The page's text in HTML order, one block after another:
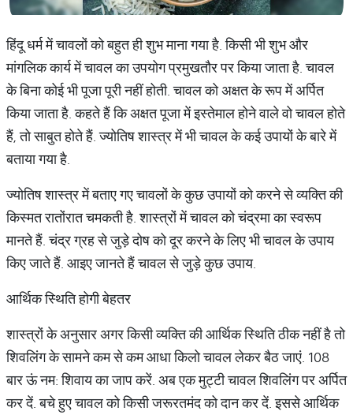
हिंदू धर्म में चावलों को बहुत ही शुभ माना गया है. किसी भी शुभ और
मांगलिक कार्य में चावल का उपयोग प्रमुखतौर पर किया जाता है. चावल
के बिना कोई भी पूजा पूरी नहीं होती. चावल को अक्षत के रूप में अर्पित
किया जाता है. कहते हैं कि अक्षत पूजा में इस्तेमाल होने वाले वो चावल होते
हैं, तो साबुत होते हैं. ज्योतिष शास्त्र में भी चावल के कई उपायों के बारे में
बताया गया है.
ज्योतिष शास्त्र में बताए गए चावलों के कुछ उपायों को करने से व्यक्ति की
किस्मत रातोंरात चमकती है. शास्त्रों में चावल को चंद्रमा का स्वरूप
मानते हैं. चंद्र ग्रह से जुड़े दोष को दूर करने के लिए भी चावल के उपाय
किए जाते हैं. आइए जानते हैं चावल से जुड़े कुछ उपाय.
आर्थिक स्थिति होगी बेहतर
शास्त्रों के अनुसार अगर किसी व्यक्ति की आर्थिक स्थिति ठीक नहीं है तो
शिवलिंग के सामने कम से कम आधा किलो चावल लेकर बैठ जाएं. 108
बार ऊं नम: शिवाय का जाप करें. अब एक मुट्टी चावल शिवलिंग पर अर्पित
कर दें. बचे हुए चावल को किसी जरूरतमंद को दान कर दें. इससे आर्थिक